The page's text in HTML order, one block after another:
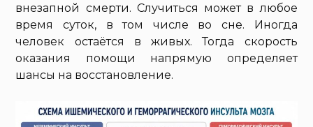
внезапной смерти. Случиться может в любое
время суток, в том числе во сне. Иногда
человек остаётся в живых. Тогда скорость
оказания помощи напрямую определяет
шансы на восстановление.